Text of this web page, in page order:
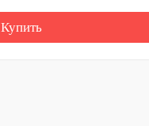
Купить